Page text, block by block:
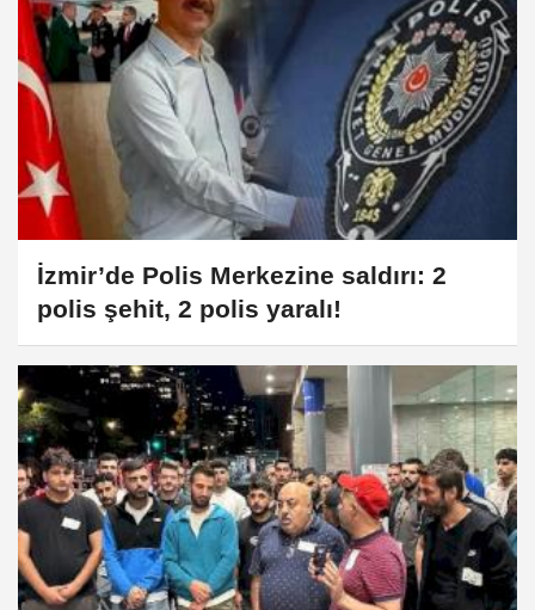
İzmir’de Polis Merkezine saldırı: 2
polis şehit, 2 polis yaralı!